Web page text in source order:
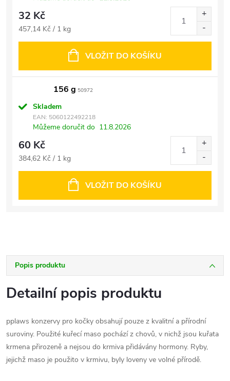
32 Kč
Měrná
cena:
457,14 Kč / 1 kg
VLOŽIT DO KOŠÍKU
156 g 50972
Skladem
EAN: 5060122492218
Můžeme doručit do 11.8.2026
60 Kč
Měrná
cena:
384,62 Kč / 1 kg
VLOŽIT DO KOŠÍKU
Popis produktu
Detailní popis produktu
pplaws konzervy pro kočky obsahují pouze z kvalitní a přírodní
suroviny. Použité kuřecí maso pochází z chovů, v nichž jsou kuřata
krmena přirozeně a nejsou do krmiva přidávány hormony. Ryby,
jejichž maso je použito v krmivu, byly loveny ve volné přírodě.